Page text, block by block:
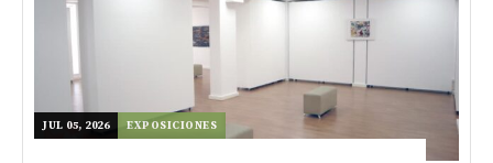
JUL 05, 2026 EXPOSICIONES